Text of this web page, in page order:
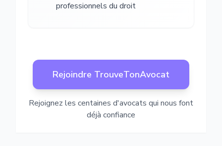
professionnels du droit
Rejoindre TrouveTonAvocat
Rejoignez les centaines d'avocats qui nous font
déjà confiance